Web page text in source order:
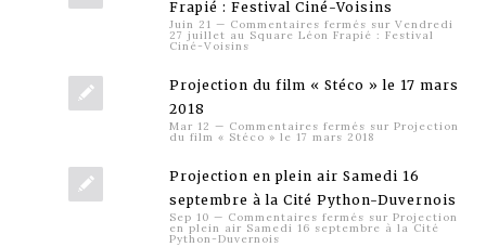
Frapié : Festival Ciné-Voisins
Juin 21 — Commentaires fermés sur Vendredi
27 juillet au Square Léon Frapié : Festival
Ciné-Voisins
Projection du film « Stéco » le 17 mars
2018
Mar 12 — Commentaires fermés sur Projection
du film « Stéco » le 17 mars 2018
Projection en plein air Samedi 16
septembre à la Cité Python-Duvernois
Sep 10 — Commentaires fermés sur Projection
en plein air Samedi 16 septembre à la Cité
Python-Duvernois